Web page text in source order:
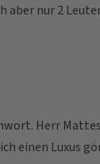
aber nur 2
Herr
einen Luxus